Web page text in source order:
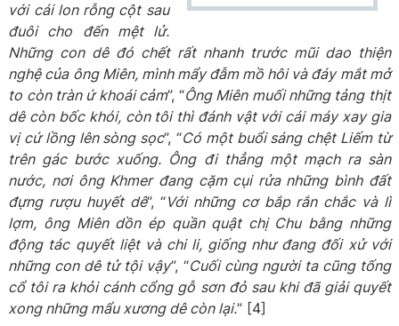
với cái lon rỗng cột sau
đuôi cho đến mệt lử.
Những con dê đó chết rất nhanh trước mũi dao thiện
nghệ của ông Miên, mình mẩy đẫm mồ hôi và đáy mắt mở
to còn tràn ứ khoái cảm”, “Ông Miên muối những tảng thịt
dê còn bốc khói, còn tôi thì đánh vật với cái máy xay gia
vị cứ lồng lên sòng sọc”, “Có một buổi sáng chệt Liếm từ
trên gác bước xuống. Ông đi thẳng một mạch ra sàn
nước, nơi ông Khmer đang cặm cụi rửa những bình đất
đựng rượu huyết dê”, “Với những cơ bắp rắn chắc và lì
lợm, ông Miên dồn ép quần quật chị Chu bằng những
động tác quyết liệt và chi li, giống như đang đối xử với
những con dê tử tội vậy”, “Cuối cùng người ta cũng tống
cổ tôi ra khỏi cánh cổng gỗ sơn đỏ sau khi đã giải quyết
xong những mẩu xương dê còn lại.” [4]